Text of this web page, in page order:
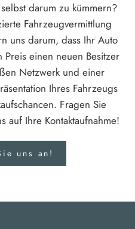
darum zu kümmern?
Fahrzeugvermittlung
uns darum, dass Ihr Auto
einen neuen Besitzer
Netzwerk und einer
Ihres Fahrzeugs
Fragen Sie
auf Ihre Kontaktaufnahme!
uns an!